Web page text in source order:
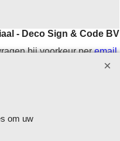
- Deco Sign & Code BV
bij voorkeur peremail.
9.00-12.00 en 13.00-16.00
om uw